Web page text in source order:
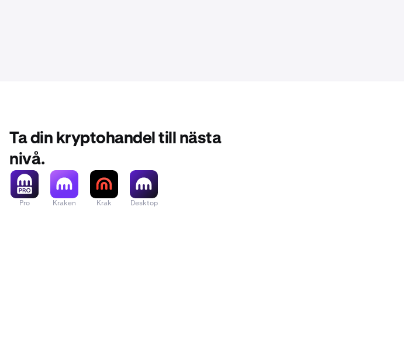
Ta din kryptohandel till nästa
nivå.
Pro Kraken Krak Desktop